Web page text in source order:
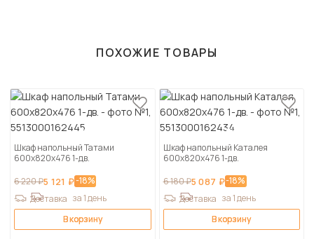
ПОХОЖИЕ ТОВАРЫ
Шкаф напольный Татами
600х820х476 1-дв.
6 220 ₽5 121 ₽-18%
Доставка за 1 день
В корзину
Шкаф напольный Каталея
600х820х476 1-дв.
6 180 ₽5 087 ₽-18%
Доставка за 1 день
В корзину